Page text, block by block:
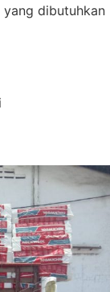
dibutuhkan